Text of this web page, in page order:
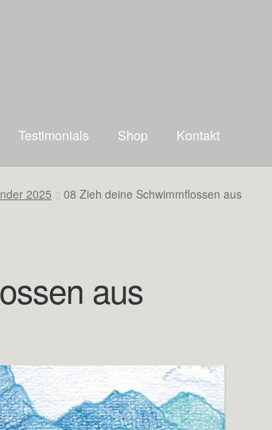
Testimonials Shop Kontakt
2025 08 Zieh deine Schwimmflossen aus
aus